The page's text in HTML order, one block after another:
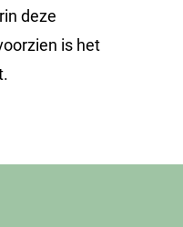
deze
is het